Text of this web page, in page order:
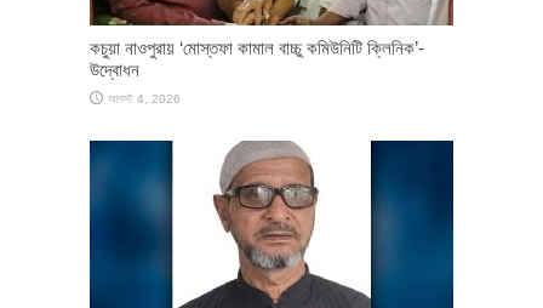
কচুয়া নাওপুরায় ‘মোস্তফা কামাল বাচ্চু কমিউনিটি ক্লিনিক’-
উদ্বোধন
আগস্ট 4, 2026